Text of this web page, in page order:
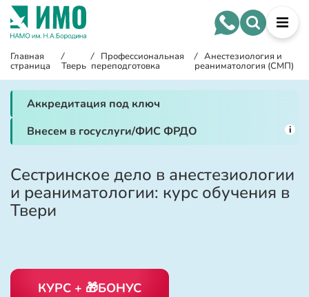
Главная
страница
/
Тверь
/ Профессиональная
переподготовка
/ Анестезиология и
реаниматология (СМП)
Аккредитация под ключ
Внесем в госуслуги/ФИС ФРДО
i
Сестринское дело в анестезиологии
и реаниматологии: курс обучения в
Твери
КУРС + 🎁БОНУС